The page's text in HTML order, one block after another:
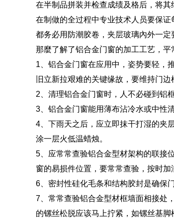
在半制品拼装并检查成绩及格后，将其
在制做的全过程中专业技术人员要保
都务必用防潮胶卷，夹层玻璃內外一定
那麼了解了铝合金门窗的加工工艺，
1、铝合金门窗在应用中，姿势要轻，
旧立新拉艰难的关键缘故，要维持门
2、清理铝合金门窗时，人不必碰到铝
3、铝合金门窗能用薄布沾冷水或中性
4、下雨天之后，应立即抹干打湿的夹
涂一层火低温蜡烛。
5、应常常查验铝合金型材架构的联接
窗的易损件位置，要常常查验，按时加
6、密封性硅化毛条和结构胶封是确保
7、常常查验铝合金型材框墙面相接处
的镙丝松脱应该马上拧紧，如镙丝基脚